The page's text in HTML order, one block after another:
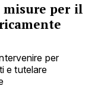
misure per il
per
e tutelare